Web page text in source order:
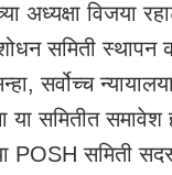
अध्यक्षाविजया
समिती स्थापन
सर्वोच्च
या समितीत समावेश
POSH समिती